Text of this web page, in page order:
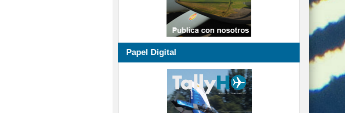
Papel Digital